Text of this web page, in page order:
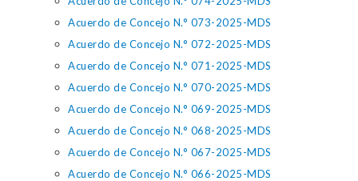
Acuerdo de Concejo N.° 073-2025-MDS
Acuerdo de Concejo N.° 072-2025-MDS
Acuerdo de Concejo N.° 071-2025-MDS
Acuerdo de Concejo N.° 070-2025-MDS
Acuerdo de Concejo N.° 069-2025-MDS
Acuerdo de Concejo N.° 068-2025-MDS
Acuerdo de Concejo N.° 067-2025-MDS
Acuerdo de Concejo N.° 066-2025-MDS